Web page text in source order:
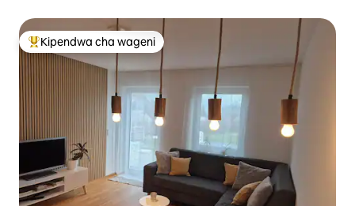
Kipendwa maarufu cha wageni
Kipendwa cha wageni